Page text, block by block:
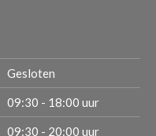
Gesloten
09:30 - 18:00 uur
09:30 - 20:00 uur